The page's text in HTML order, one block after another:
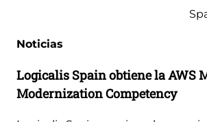
Noticias
Logicalis Spain obtiene la AWS
Modernization Competency